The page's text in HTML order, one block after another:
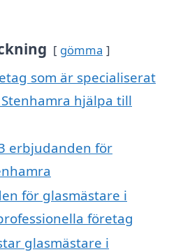
gömma
som är specialiserat
hjälpa till
erbjudanden för
för glasmästare i
företag
glasmästare i